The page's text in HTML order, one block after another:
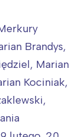
Brandys,
Marian
Kociniak,